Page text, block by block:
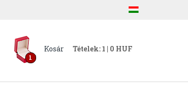
1
Kosár Tételek: 1 | 0 HUF